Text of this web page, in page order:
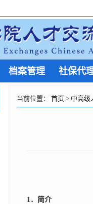
档案管理 社保代
当前位置： 首页 > 中高级
1．简介